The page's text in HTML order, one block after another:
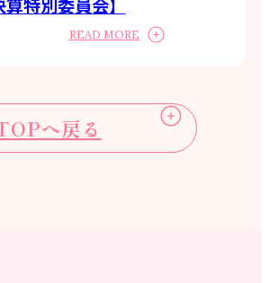
READ MORE
へ戻る